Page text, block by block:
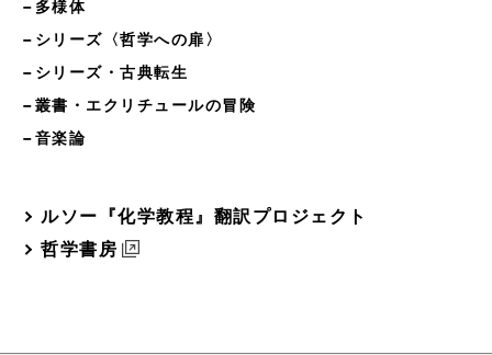
−多様体
−シリーズ〈哲学への扉〉
−シリーズ・古典転生
−叢書・エクリチュールの冒険
−音楽論
ルソー『化学教程』翻訳プロジェクト
哲学書房